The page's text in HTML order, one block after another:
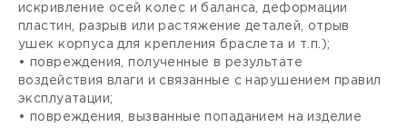
искривление осей колес и баланса, деформации
пластин, разрыв или растяжение деталей, отрыв
ушек корпуса для крепления браслета и т.п.);
• повреждения, полученные в результате
воздействия влаги и связанные с нарушением правил
эксплуатации;
• повреждения, вызванные попаданием на изделие